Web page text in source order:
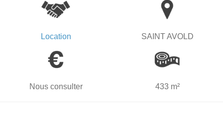
Location SAINT AVOLD
Nous consulter 433 m²